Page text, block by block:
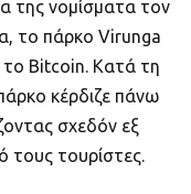
της νομίσματα τον
το πάρκο Virunga
το Bitcoin. Κατά τη
κέρδιζε πάνω
σχεδόν εξ
τους τουρίστες.